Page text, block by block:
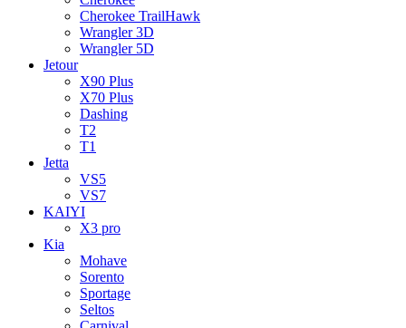
Cherokee TrailHawk
Wrangler 3D
Wrangler 5D
Jetour
X90 Plus
X70 Plus
Dashing
T2
T1
Jetta
VS5
VS7
KAIYI
X3 pro
Kia
Mohave
Sorento
Sportage
Seltos